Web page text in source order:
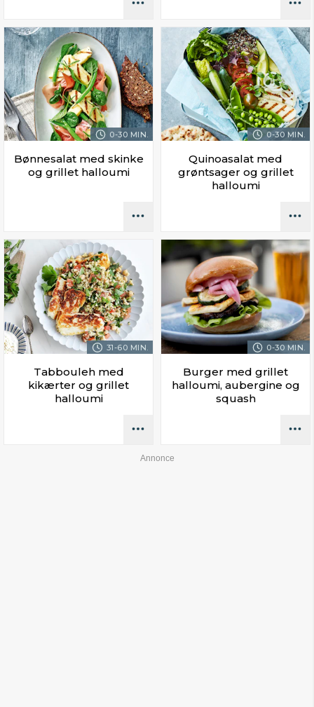
0-30 MIN.
Bønnesalat med skinke
og grillet halloumi
0-30 MIN.
Quinoasalat med
grøntsager og grillet
halloumi
31-60 MIN.
Tabbouleh med
kikærter og grillet
halloumi
0-30 MIN.
Burger med grillet
halloumi, aubergine og
squash